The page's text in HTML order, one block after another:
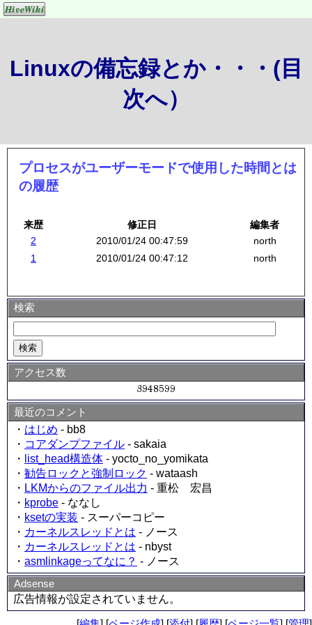
Linuxの備忘録とか・・・(目
次へ）
プロセスがユーザーモードで使用した時間とは
の履歴
来歴 修正日
編集者
2
2010/01/24 00:47:59
north
1
2010/01/24 00:47:12 north
検索
アクセス数
最近のコメント
・ はじめ - bb8
・ コアダンプファイル - sakaia
・
list_head構造体 - yocto_no_yomikata
・ 勧告ロックと強制ロック - wataash
・ LKMからのファイル出力 - 重松 宏昌
・ kprobe - ななし
・ ksetの実装 - スーパーコピー
・ カーネルスレッドとは - ノース
・ カーネルスレッドとは - nbyst
・ asmlinkageってなに？ - ノース
Adsense
広告情報が設定されていません。